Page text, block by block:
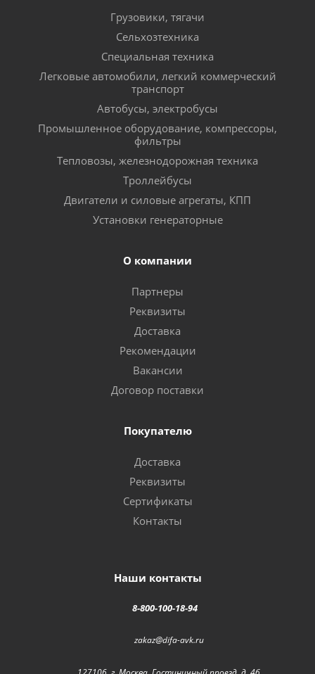
Грузовики, тягачи
Сельхозтехника
Специальная техника
Легковые автомобили, легкий коммерческий
транспорт
Автобусы, электробусы
Промышленное оборудование, компрессоры,
фильтры
Тепловозы, железнодорожная техника
Троллейбусы
Двигатели и силовые агрегаты, КПП
Установки генераторные
О компании
Партнеры
Реквизиты
Доставка
Рекомендации
Вакансии
Договор поставки
Покупателю
Доставка
Реквизиты
Сертификаты
Контакты
Наши контакты
8-800-100-18-94
zakaz@difa-avk.ru